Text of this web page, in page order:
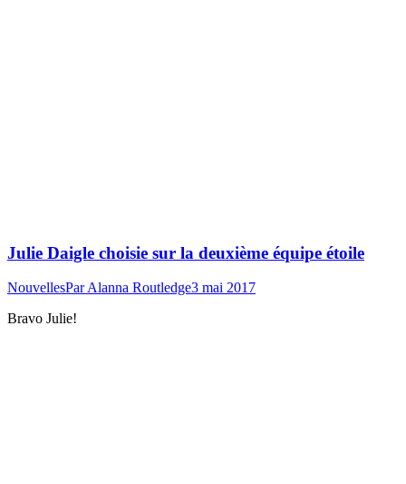
Julie Daigle choisie sur la deuxième équipe étoile
NouvellesParAlanna Routledge3 mai 2017
Bravo Julie!